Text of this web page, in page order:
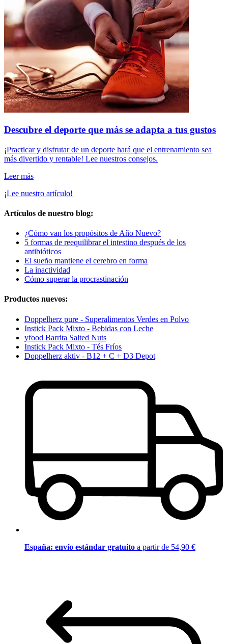
Descubre el deporte que más se adapta a tus gustos
¡Practicar y disfrutar de un deporte hará que el entrenamiento sea
más divertido y rentable! Lee nuestros consejos.
Leer más
¡Lee nuestro artículo!
Artículos de nuestro blog:
¿Cómo van los propósitos de Año Nuevo?
5 formas de reequilibrar el intestino después de los
antibióticos
El sueño mantiene el cerebro en forma
La inactividad
Cómo superar la procrastinación
Productos nuevos:
Doppelherz pure - Superalimentos Verdes en Polvo
Instick Pack Mixto - Bebidas con Leche
yfood Barrita Salted Nuts
Instick Pack Mixto - Tés Fríos
Doppelherz aktiv - B12 + C + D3 Depot
España: envío estándar gratuito a partir de 54,90 €